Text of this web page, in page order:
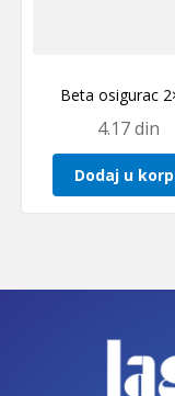
Beta osigurac
4.17din
Dodaj u